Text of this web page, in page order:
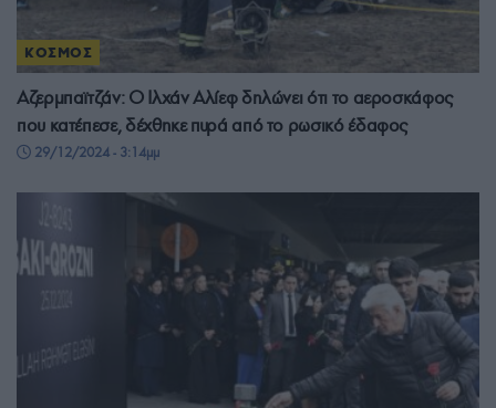
ΚΟΣΜΟΣ
Αζερμπαϊτζάν: Ο Ιλχάν Αλίεφ δηλώνει ότι το αεροσκάφος
που κατέπεσε, δέχθηκε πυρά από το ρωσικό έδαφος
29/12/2024 - 3:14μμ